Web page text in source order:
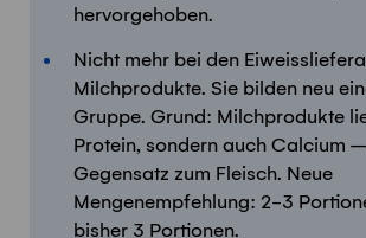
hervorgehoben.
Nicht mehr bei den
Milchprodukte. Sie bilden neu
Gruppe. Grund: Milchprodukte
Protein, sondern auch Calcium
Gegensatz zum Fleisch. Neue
Mengenempfehlung: 2-3
bisher 3 Portionen.